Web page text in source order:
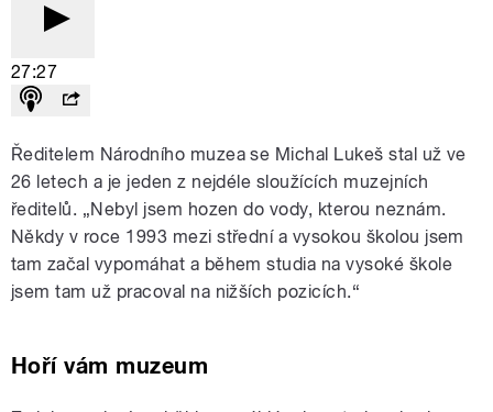
27:27
Ředitelem Národního muzea se Michal Lukeš stal už ve
26 letech a je jeden z nejdéle sloužících muzejních
ředitelů. „Nebyl jsem hozen do vody, kterou neznám.
Někdy v roce 1993 mezi střední a vysokou školou jsem
tam začal vypomáhat a během studia na vysoké škole
jsem tam už pracoval na nižších pozicích.“
Hoří vám muzeum